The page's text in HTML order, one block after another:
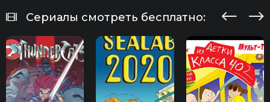
Сериалы смотреть бесплатно: